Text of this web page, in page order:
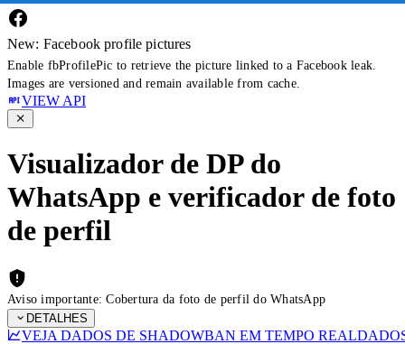
New: Facebook profile pictures
Enable fbProfilePic to retrieve the picture linked to a Facebook leak.
Images are versioned and remain available from cache.
VIEW API
Visualizador de DP do
WhatsApp e verificador de foto
de perfil
Aviso importante: Cobertura da foto de perfil do WhatsApp
DETALHES
VEJA DADOS DE SHADOWBAN EM TEMPO REAL